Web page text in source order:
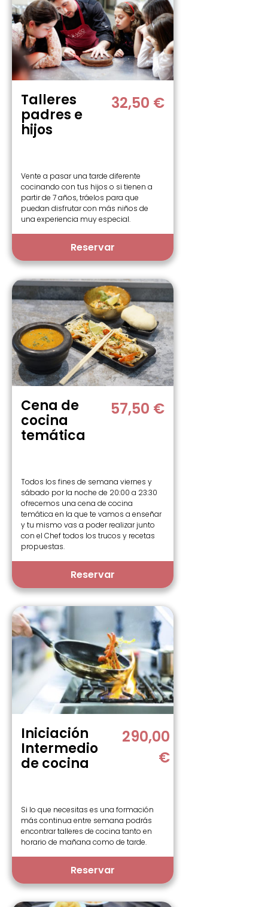
Talleres
padres e
hijos
32,50 €
Vente a pasar una tarde diferente
cocinando con tus hijos o si tienen a
partir de 7 años, tráelos para que
puedan disfrutar con más niños de
una experiencia muy especial.
Reservar
Cena de
cocina
temática
57,50 €
Todos los fines de semana viernes y
sábado por la noche de 20:00 a 23:30
ofrecemos una cena de cocina
temática en la que te vamos a enseñar
y tu mismo vas a poder realizar junto
con el Chef todos los trucos y recetas
propuestas.
Reservar
Iniciación
Intermedio
de cocina
290,00
€
Si lo que necesitas es una formación
más continua entre semana podrás
encontrar talleres de cocina tanto en
horario de mañana como de tarde.
Reservar